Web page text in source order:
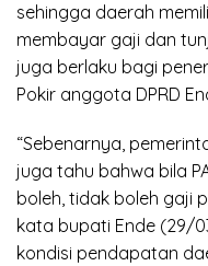
sehingga daerah
membayar gaji dan
juga berlaku bagi
Pokir anggota DPRD
“Sebenarnya,
juga tahu bahwa bila
boleh, tidak boleh gaji
kata bupati Ende (29/
kondisi pendapatan